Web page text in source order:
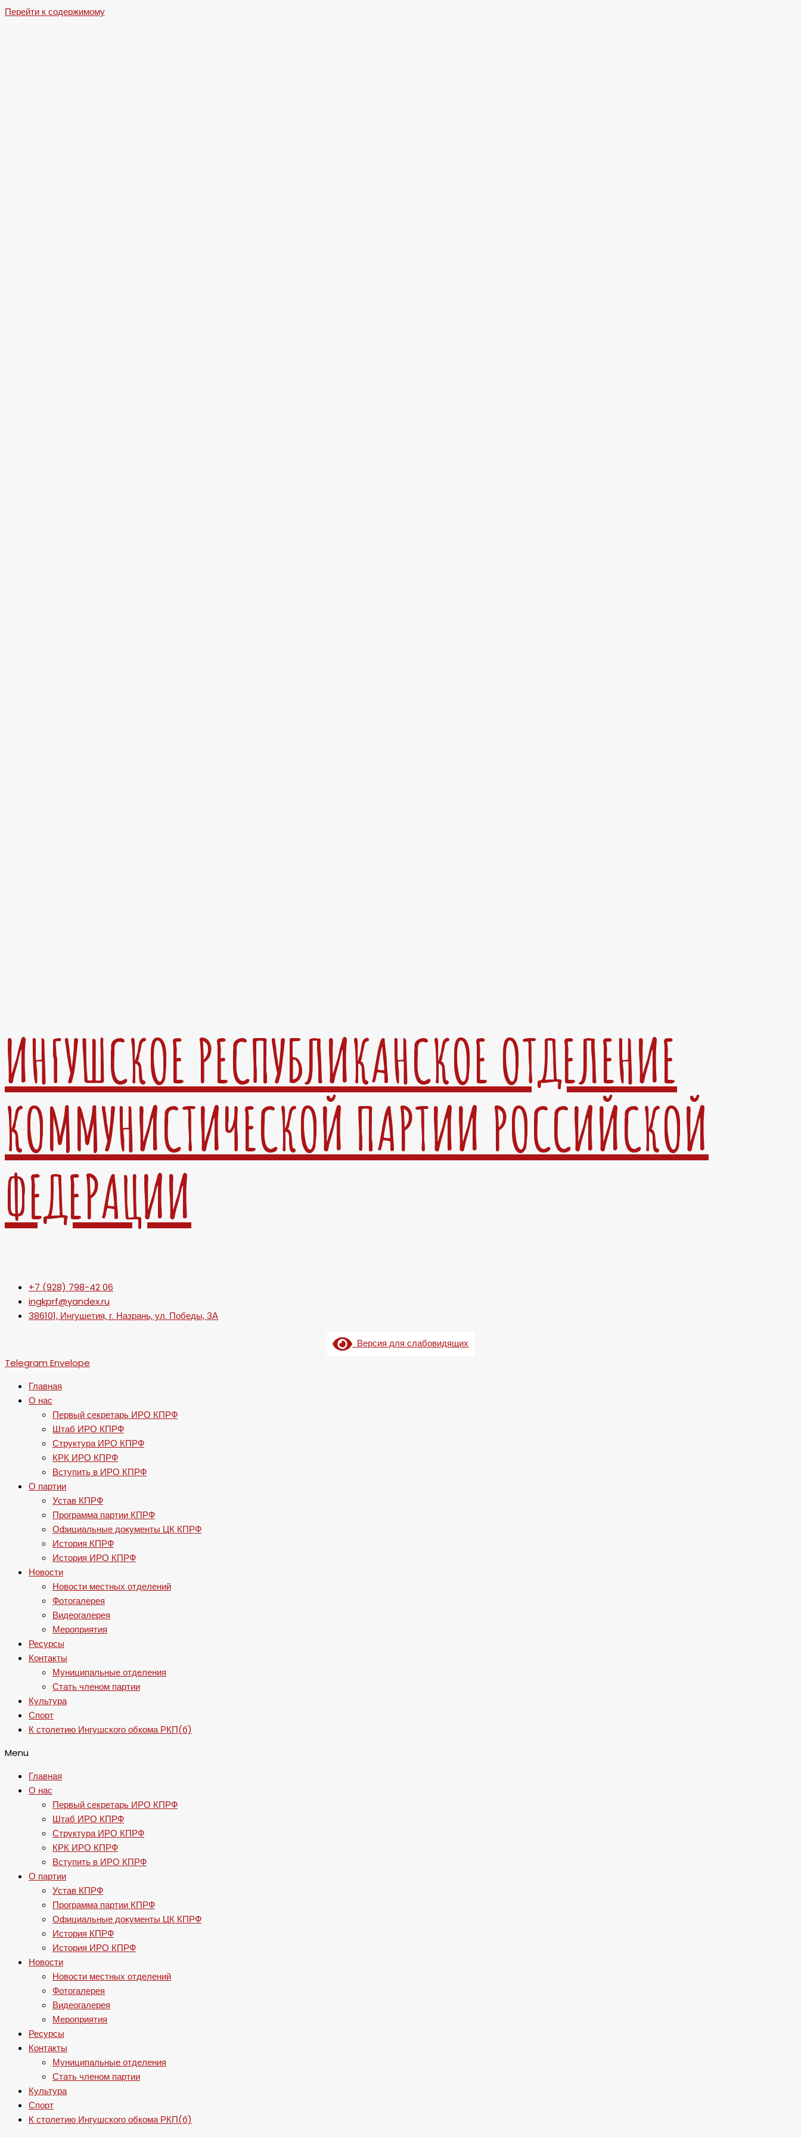
Перейти к содержимому
ИНГУШСКОЕ РЕСПУБЛИКАНСКОЕ ОТДЕЛЕНИЕ
КОММУНИСТИЧЕСКОЙ ПАРТИИ РОССИЙСКОЙ
ФЕДЕРАЦИИ
+7 (928) 798-42 06
ingkprf@yandex.ru
386101, Ингушетия, г. Назрань, ул. Победы, 3А
Версия для слабовидящих
Telegram Envelope
Главная
О нас
Первый секретарь ИРО КПРФ
Штаб ИРО КПРФ
Структура ИРО КПРФ
КРК ИРО КПРФ
Вступить в ИРО КПРФ
О партии
Устав КПРФ
Программа партии КПРФ
Официальные документы ЦК КПРФ
История КПРФ
История ИРО КПРФ
Новости
Новости местных отделений
Фотогалерея
Видеогалерея
Мероприятия
Ресурсы
Контакты
Муниципальные отделения
Стать членом партии
Культура
Спорт
К столетию Ингушского обкома РКП(б)
Menu
Главная
О нас
Первый секретарь ИРО КПРФ
Штаб ИРО КПРФ
Структура ИРО КПРФ
КРК ИРО КПРФ
Вступить в ИРО КПРФ
О партии
Устав КПРФ
Программа партии КПРФ
Официальные документы ЦК КПРФ
История КПРФ
История ИРО КПРФ
Новости
Новости местных отделений
Фотогалерея
Видеогалерея
Мероприятия
Ресурсы
Контакты
Муниципальные отделения
Стать членом партии
Культура
Спорт
К столетию Ингушского обкома РКП(б)